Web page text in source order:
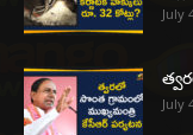
July
July